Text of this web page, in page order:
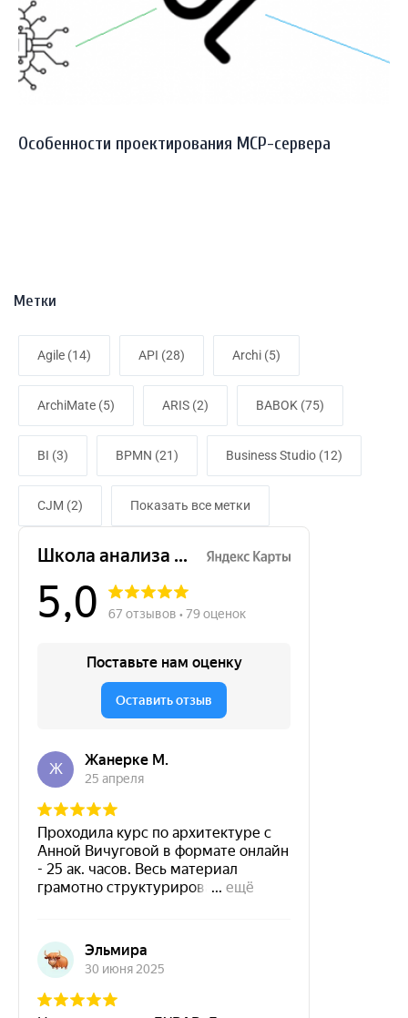
Особенности проектирования MCP-сервера
Метки
Agile (14) API (28) Archi (5)
ArchiMate (5) ARIS (2) BABOK (75)
BI (3) BPMN (21) Business Studio (12)
CJM (2) Показать все метки